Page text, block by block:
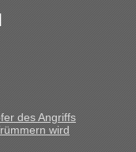
mit dabei ist.
immer unter
dass das privat ist
des Angriffs
wird